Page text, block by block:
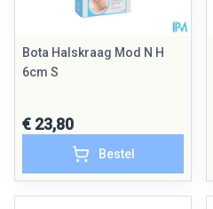
Bota Halskraag Mod N H
6cm S
€ 23,80
Bestel